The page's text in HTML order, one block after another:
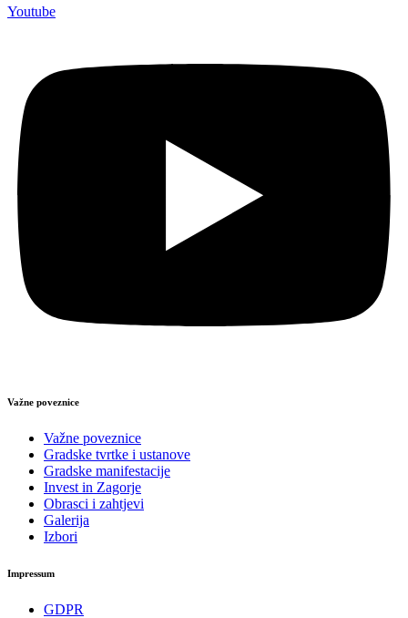
Youtube
Važne poveznice
Važne poveznice
Gradske tvrtke i ustanove
Gradske manifestacije
Invest in Zagorje
Obrasci i zahtjevi
Galerija
Izbori
Impressum
GDPR